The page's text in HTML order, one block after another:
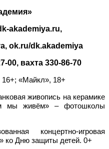
akademiya.ru,
ok.ru/dk.akademiya
00, вахта 330-86-70
«Майкл», 18+
живопись на керамике
мы живём» – фотошколы
концертно-игровая
ко Дню защиты детей. 0+